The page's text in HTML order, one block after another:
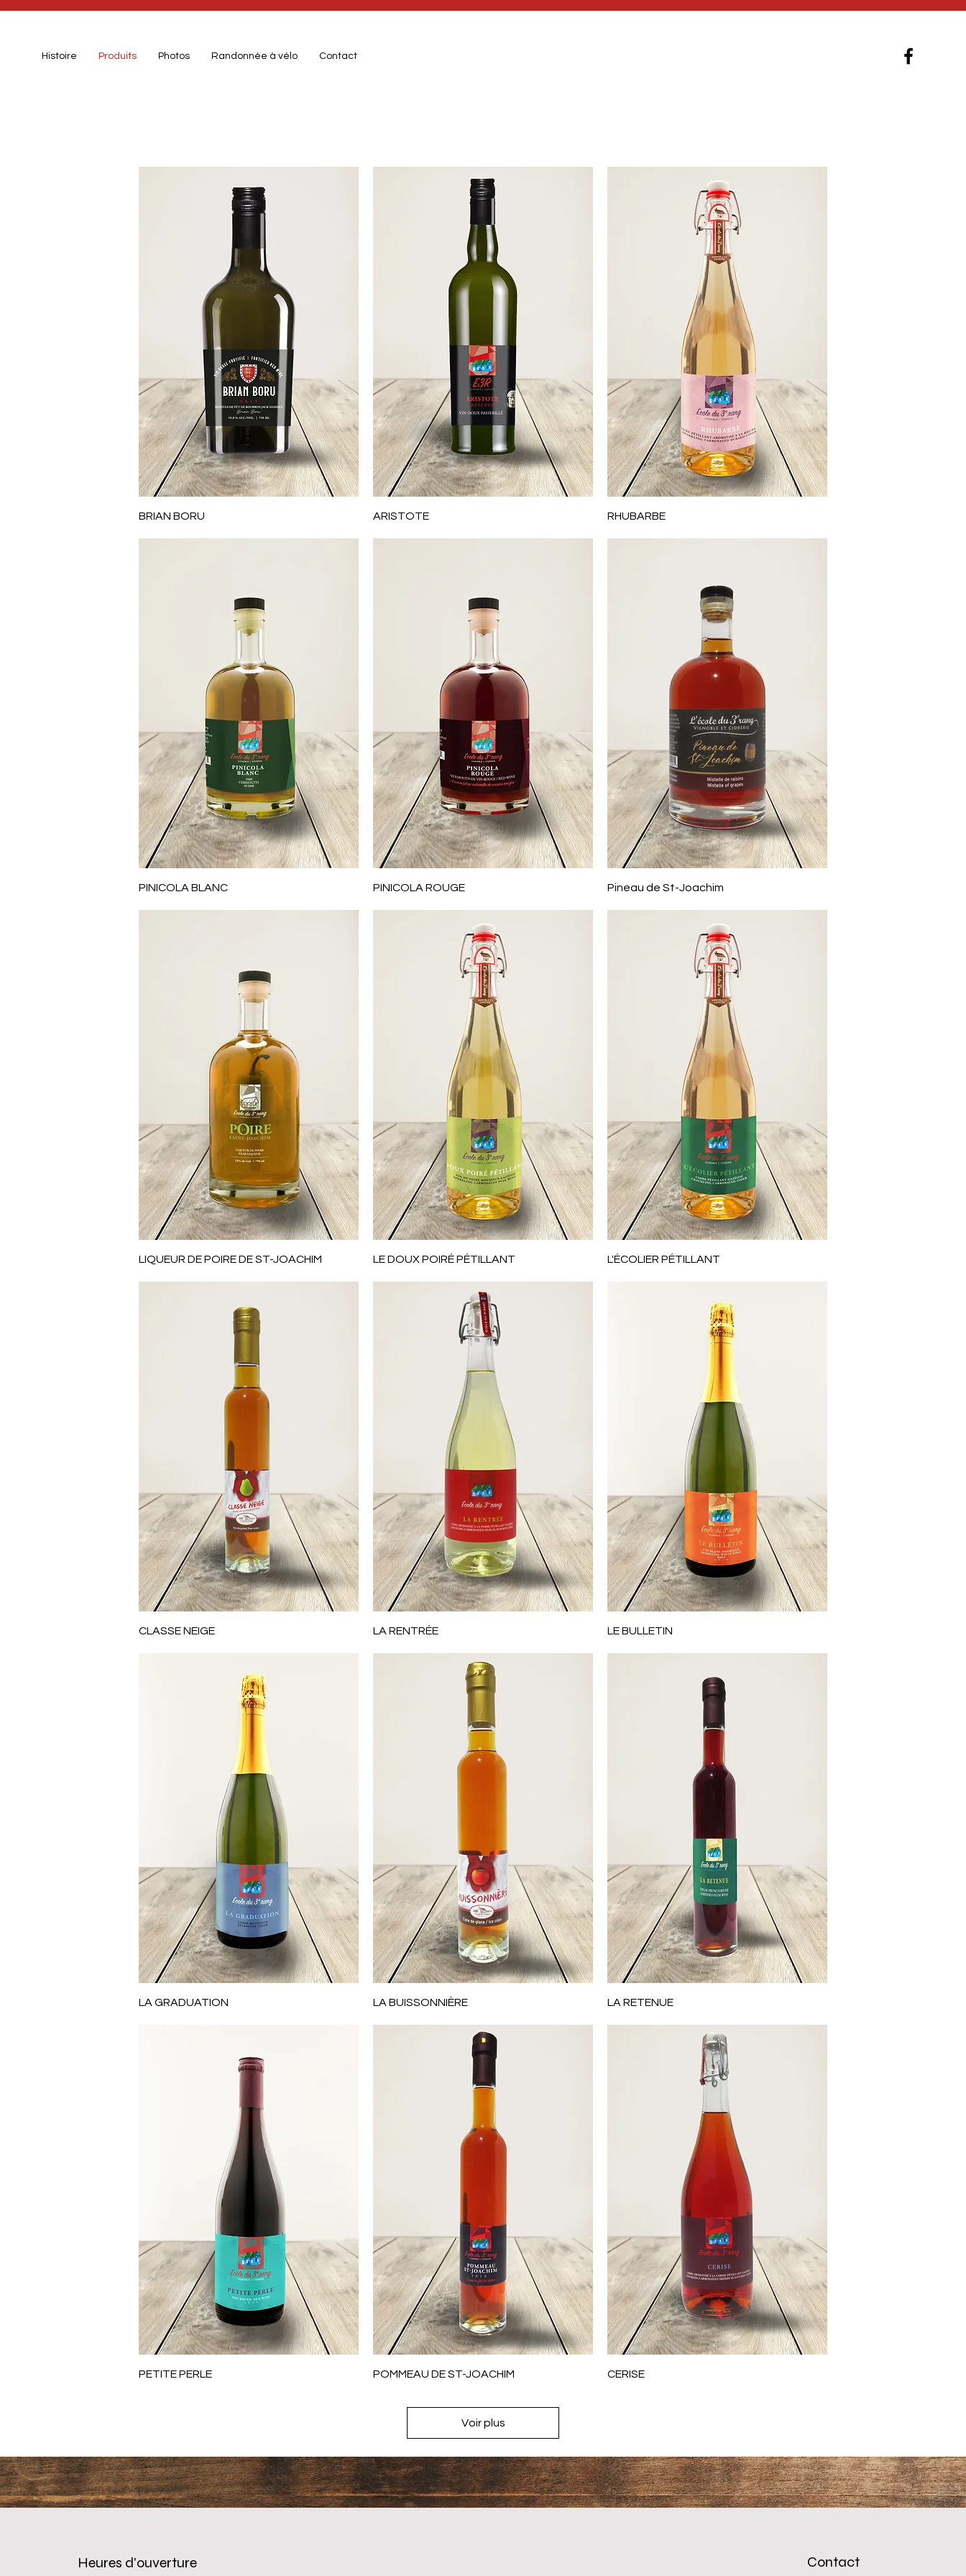
Histoire Produits Photos Randonnée à vélo Contact
BRIAN BORU ARISTOTE RHUBARBE
Aperçu rapide
PINICOLA BLANC Aperçu rapide
PINICOLA ROUGE Aperçu rapide
Pineau de St-Joachim
Aperçu rapide
LIQUEUR DE POIRE DE ST-JOACHIM Aperçu rapide
LE DOUX POIRÉ PÉTILLANT Aperçu rapide
L'ÉCOLIER PÉTILLANT
CLASSE NEIGE LA RENTRÉE LE BULLETIN
Aperçu rapide
LA GRADUATION Aperçu rapide
LA BUISSONNIÈRE LA RETENUE
PETITE PERLE Aperçu rapide
POMMEAU DE ST-JOACHIM CERISE
Voir plus
Heures d'ouverture Contact